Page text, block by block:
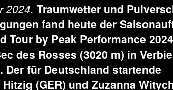
2024. Traumwetter und
fand heute der
Tour by Peak Performance 2024
des Rosses (3020 m) in
Der für Deutschland startende
(GER) und Zuzanna